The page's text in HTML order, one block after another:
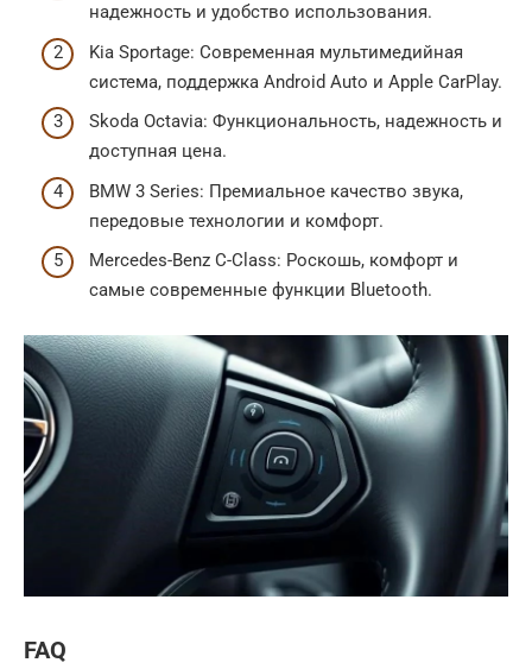
надежность и удобство использования.
Kia Sportage: Современная мультимедийная
система, поддержка Android Auto и Apple CarPlay.
Skoda Octavia: Функциональность, надежность и
доступная цена.
BMW 3 Series: Премиальное качество звука,
передовые технологии и комфорт.
Mercedes-Benz C-Class: Роскошь, комфорт и
самые современные функции Bluetooth.
FAQ